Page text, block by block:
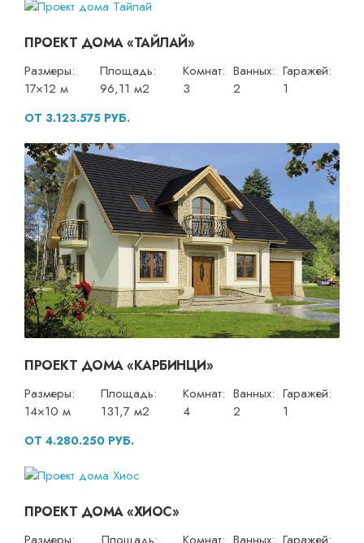
ПРОЕКТ ДОМА «ТАЙЛАЙ»
Размеры:
17×12 м
Площадь:
96,11 м2
Комнат:
3
Ванных:
2
Гаражей:
1
ОТ 3.123.575 РУБ.
ПРОЕКТ ДОМА «КАРБИНЦИ»
Размеры:
14×10 м
Площадь:
131,7 м2
Комнат:
4
Ванных:
2
Гаражей:
1
ОТ 4.280.250 РУБ.
ПРОЕКТ ДОМА «ХИОС»